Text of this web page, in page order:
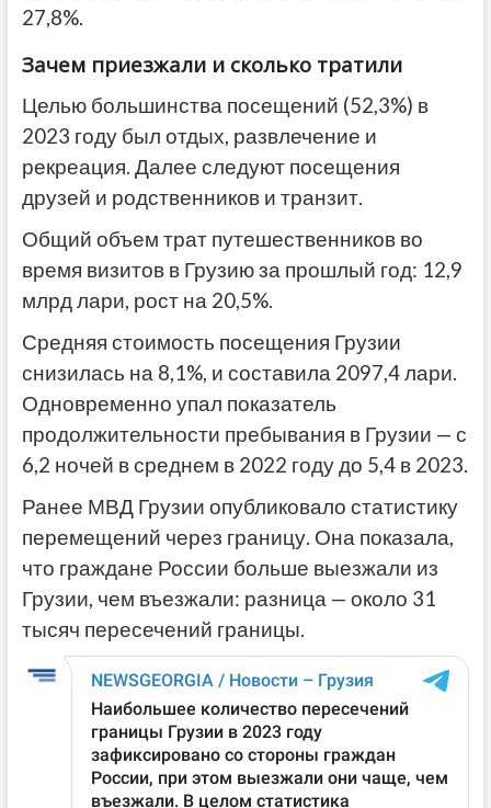
27,8%.
Зачем приезжали и сколько тратили
Целью большинства посещений (52,3%) в
2023 году был отдых, развлечение и
рекреация. Далее следуют посещения
друзей и родственников и транзит.
Общий объем трат путешественников во
время визитов в Грузию за прошлый год: 12,9
млрд лари, рост на 20,5%.
Средняя стоимость посещения Грузии
снизилась на 8,1%, и составила 2097,4 лари.
Одновременно упал показатель
продолжительности пребывания в Грузии — с
6,2 ночей в среднем в 2022 году до 5,4 в 2023.
Ранее МВД Грузии опубликовало статистику
перемещений через границу. Она показала,
что граждане России больше выезжали из
Грузии, чем въезжали: разница — около 31
тысяч пересечений границы.